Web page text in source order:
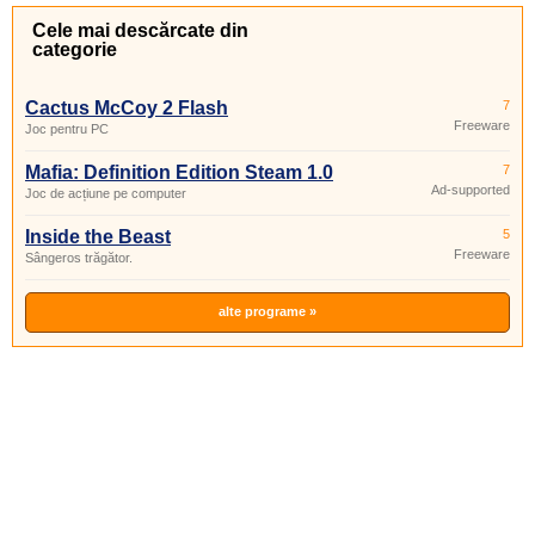
Cele mai descărcate din
categorie
Cactus McCoy 2 Flash
Joc pentru PC
7
Freeware
Mafia: Definition Edition Steam 1.0
Joc de acțiune pe computer
7
Ad-supported
Inside the Beast
Sângeros trăgător.
5
Freeware
alte programe »